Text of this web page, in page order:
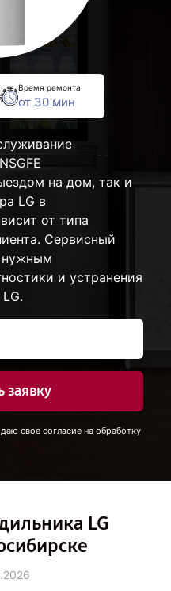
Время ремонта
от 30 мин
на дом, так и
LG в
от типа
Сервисный
нужным
и устранения
заявку
свое согласие на обработку
LG